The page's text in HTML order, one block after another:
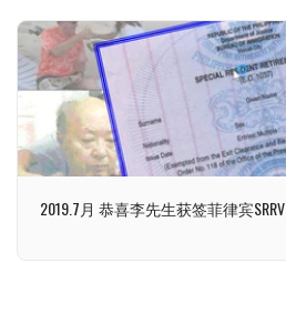
2019.7月 恭喜李先生获签菲律宾SRRV